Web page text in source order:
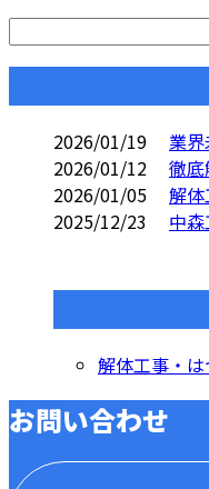
2026/01/19
業
2026/01/12
徹
2026/01/05
解
2025/12/23
中
解体工事・
お問い合わせ